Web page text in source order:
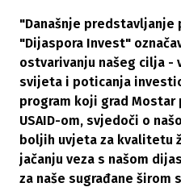
"Današnje predstavljanje
"Dijaspora Invest"
ostvarivanju našeg cilja -
svijeta i poticanja
program koji grad Mostar
USAID-om, svjedoči o
boljih uvjeta za kvalitetu
jačanju veza s našom
za naše sugrađane širom